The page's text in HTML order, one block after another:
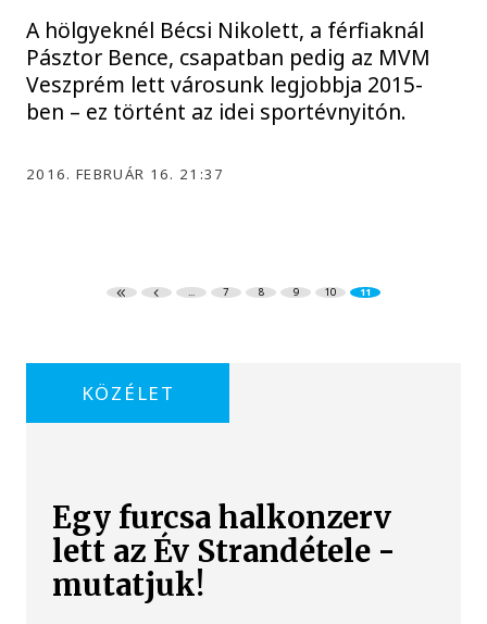
A hölgyeknél Bécsi Nikolett, a férfiaknál
Pásztor Bence, csapatban pedig az MVM
Veszprém lett városunk legjobbja 2015-
ben – ez történt az idei sportévnyitón.
2016. FEBRUÁR 16. 21:37
... 7 8 9 10 11
KÖZÉLET
Egy furcsa halkonzerv
lett az Év Strandétele -
mutatjuk!